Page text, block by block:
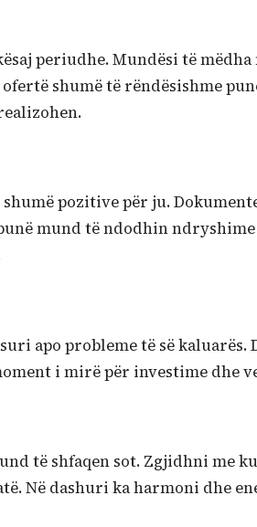
periudhe. Mundësi të
shumë të rëndësishme
shumë pozitive për ju.
mund të ndodhin
apo probleme të së
i mirë për investime dhe
të shfaqen sot. Zgjidhni me
Në dashuri ka harmoni dhe